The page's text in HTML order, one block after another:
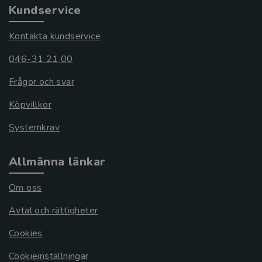
Kundservice
Kontakta kundservice
046-31 21 00
Frågor och svar
Köpvillkor
Systemkrav
Allmänna länkar
Om oss
Avtal och rättigheter
Cookies
Cookieinställningar